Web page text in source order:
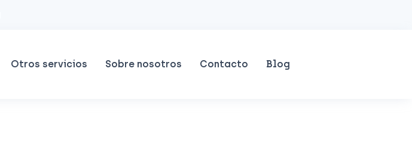
Otros servicios Sobre nosotros Contacto Blog